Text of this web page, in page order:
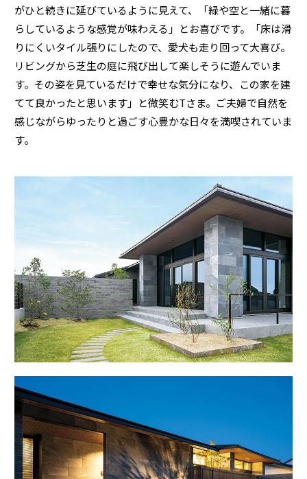
がひと続きに延びているように見えて、「緑や空と一緒に暮
らしているような感覚が味わえる」とお喜びです。「床は滑
りにくいタイル張りにしたので、愛犬も走り回って大喜び。
リビングから芝生の庭に飛び出して楽しそうに遊んでいま
す。その姿を見ているだけで幸せな気分になり、この家を建
てて良かったと思います」と微笑むTさま。ご夫婦で自然を
感じながらゆったりと過ごす心豊かな日々を満喫されていま
す。